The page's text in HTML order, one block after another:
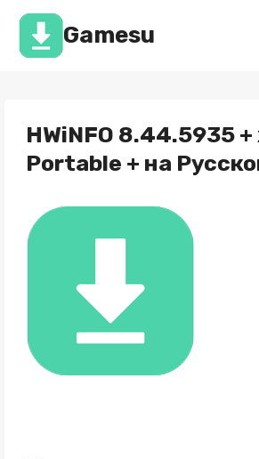
Перейти
содержимомуGamesu
HWiNFO 8.44.5935 +
Portable + на